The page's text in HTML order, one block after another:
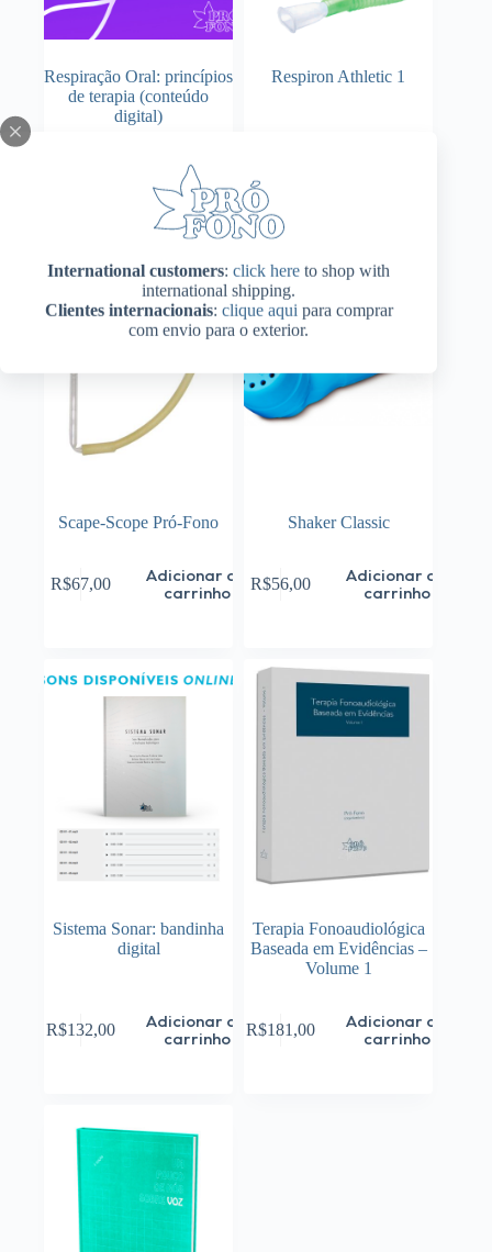
International customers: click here to shop with
international shipping.
Clientes internacionais: clique aqui para comprar
com envio para o exterior.
Respiração Oral: princípios
de terapia (conteúdo
digital)
Adicionar ao
carrinho
Respiron Athletic 1
R$
Scape-Scope Pró-Fono
R$67,00
Adicionar ao
carrinho
Shaker Classic
R$56,00
Adicionar ao
carrinho
Sistema Sonar: bandinha
digital
R$132,00
Adicionar ao
carrinho
Terapia Fonoaudiológica
Baseada em Evidências –
Volume 1
R$181,00
Adicionar ao
carrinho